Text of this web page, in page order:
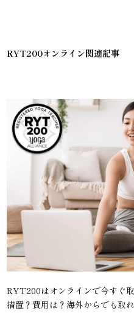
RYT200オンライン関連記事
RYT200はオンラインで今すぐ
措置？費用は？海外からでも取